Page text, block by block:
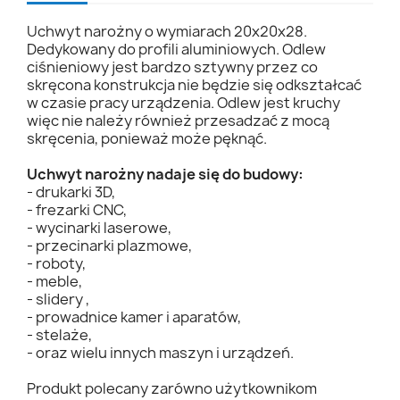
Uchwyt narożny o wymiarach 20x20x28.
Dedykowany do profili aluminiowych. Odlew
ciśnieniowy jest bardzo sztywny przez co
skręcona konstrukcja nie będzie się odkształcać
w czasie pracy urządzenia. Odlew jest kruchy
więc nie należy również przesadzać z mocą
skręcenia, ponieważ może pęknąć.
Uchwyt narożny nadaje się do budowy:
- drukarki 3D,
- frezarki CNC,
- wycinarki laserowe,
- przecinarki plazmowe,
- roboty,
- meble,
- slidery ,
- prowadnice kamer i aparatów,
- stelaże,
- oraz wielu innych maszyn i urządzeń.
Produkt polecany zarówno użytkownikom